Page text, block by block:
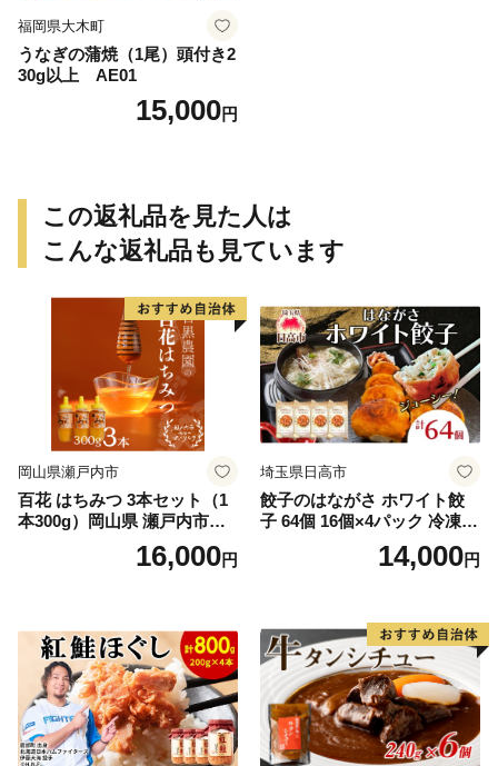
福岡県大木町
うなぎの蒲焼（1尾）頭付き2
30g以上 AE01
15,000円
この返礼品を見た人は
こんな返礼品も見ています
岡山県瀬戸内市
百花 はちみつ 3本セット（1
本300g）岡山県 瀬戸内市産
石黒農園 ヨーグルト パン 砂
糖の代わり 香り高い いい香
16,000円
埼玉県日高市
餃子のはながさ ホワイト餃
子 64個 16個×4パック 冷凍
中華 点心 B級グルメ ご当地
野菜 おつまみ おかず 簡単調
ー ギフト お取り寄せ 日高市
14,000円